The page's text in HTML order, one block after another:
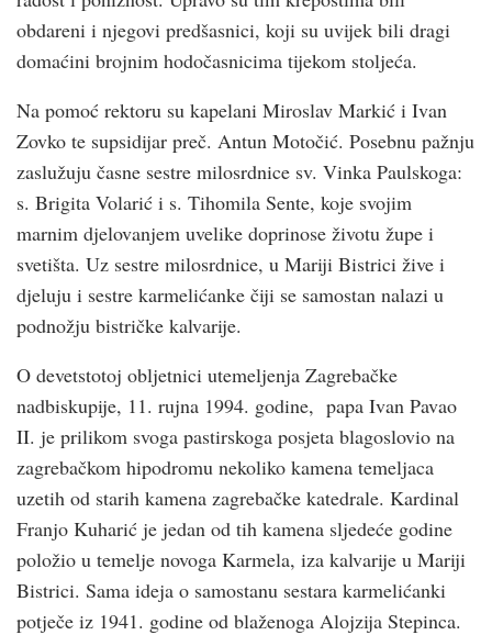
obdareni i njegovi predšasnici, koji su uvijek bili dragi
domaćini brojnim hodočasnicima tijekom stoljeća.
Na pomoć rektoru su kapelani Miroslav Markić i Ivan
Zovko te supsidijar preč. Antun Motočić. Posebnu pažnju
zaslužuju časne sestre milosrdnice sv. Vinka Paulskoga:
s. Brigita Volarić i s. Tihomila Sente, koje svojim
marnim djelovanjem uvelike doprinose životu župe i
svetišta. Uz sestre milosrdnice, u Mariji Bistrici žive i
djeluju i sestre karmelićanke čiji se samostan nalazi u
podnožju bistričke kalvarije.
O devetstotoj obljetnici utemeljenja Zagrebačke
nadbiskupije, 11. rujna 1994. godine, papa Ivan Pavao
II. je prilikom svoga pastirskoga posjeta blagoslovio na
zagrebačkom hipodromu nekoliko kamena temeljaca
uzetih od starih kamena zagrebačke katedrale. Kardinal
Franjo Kuharić je jedan od tih kamena sljedeće godine
položio u temelje novoga Karmela, iza kalvarije u Mariji
Bistrici. Sama ideja o samostanu sestara karmelićanki
potječe iz 1941. godine od blaženoga Alojzija Stepinca.